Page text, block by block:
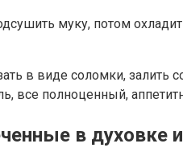
муку, потом
в виде соломки,
все полноценный,
в духовке